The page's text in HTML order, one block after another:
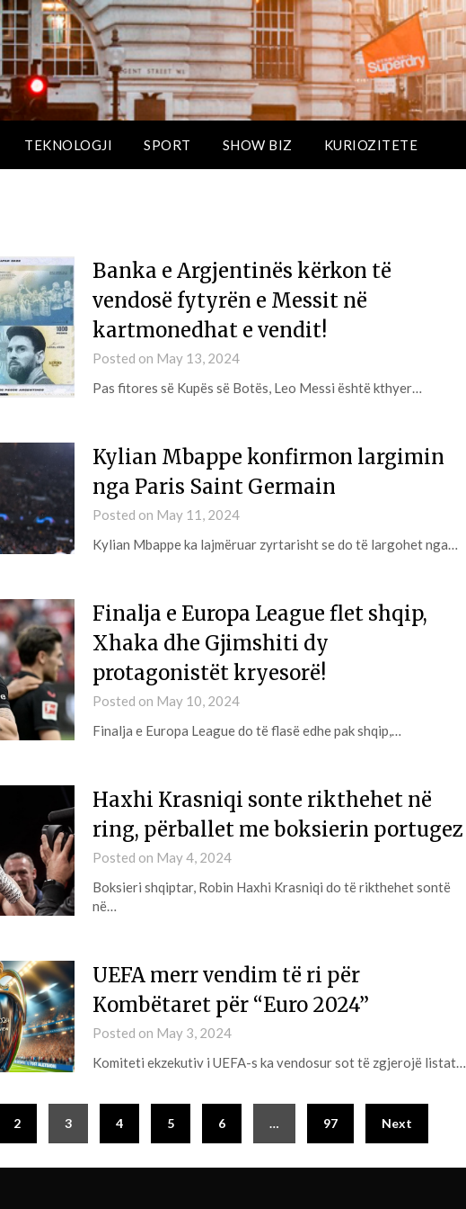
TEKNOLOGJI SPORT SHOW BIZ KURIOZITETE
Banka e Argjentinës kërkon të
vendosë fytyrën e Messit në
kartmonedhat e vendit!
Posted on May 13, 2024
Pas fitores së Kupës së Botës, Leo Messi është kthyer…
Kylian Mbappe konfirmon largimin
nga Paris Saint Germain
Posted on May 11, 2024
Kylian Mbappe ka lajmëruar zyrtarisht se do të largohet nga…
Finalja e Europa League flet shqip,
Xhaka dhe Gjimshiti dy
protagonistët kryesorë!
Posted on May 10, 2024
Finalja e Europa League do të flasë edhe pak shqip,…
Haxhi Krasniqi sonte rikthehet në
ring, përballet me boksierin portugez
Posted on May 4, 2024
Boksieri shqiptar, Robin Haxhi Krasniqi do të rikthehet sontë
në…
UEFA merr vendim të ri për
Kombëtaret për “Euro 2024”
Posted on May 3, 2024
Komiteti ekzekutiv i UEFA-s ka vendosur sot të zgjerojë listat…
2 3 4 5 6 … 97 Next